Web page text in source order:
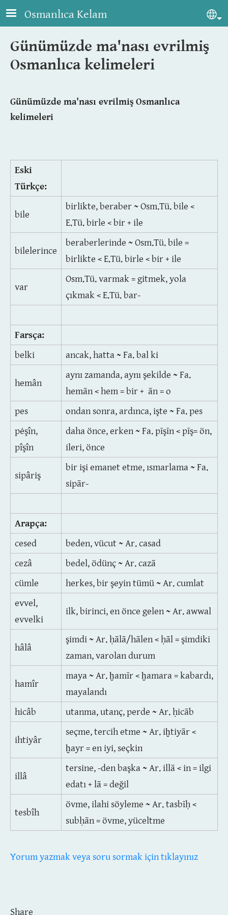
Skip to main content
Osmanlıca Kelam
Günümüzde ma'nası evrilmiş
Osmanlıca kelimeleri
Günümüzde ma'nası evrilmiş Osmanlıca
kelimeleri
Eski
Türkçe:
bile
birlikte, beraber ~ Osm.Tü. bile <
E.Tü. birle < bir + ile
bilelerince
beraberlerinde ~ Osm.Tü. bile =
birlikte < E.Tü. birle < bir + ile
var
Osm.Tü. varmak = gitmek, yola
çıkmak < E.Tü. bar-
Farsça:
belki
ancak, hatta ~ Fa. bal ki
hemân
aynı zamanda, aynı şekilde ~ Fa.
hemān < hem = bir + ān = o
pes
ondan sonra, ardınca, işte ~ Fa. pes
pėşîn,
pîşîn
daha önce, erken ~ Fa. pīşīn < pīş= ön,
ileri, önce
sipâriş
bir işi emanet etme, ısmarlama ~ Fa.
sipār-
Arapça:
cesed
beden, vücut ~ Ar. casad
cezâ
bedel, ödünç ~ Ar. cazā
cümle
herkes, bir şeyin tümü ~ Ar. cumlat
evvel,
evvelki
ilk, birinci, en önce gelen ~ Ar. awwal
hâlâ
şimdi ~ Ar. ḥālā/hālen < ḥāl = şimdiki
zaman, varolan durum
hamîr
maya ~ Ar. ḫamīr < ḫamara = kabardı,
mayalandı
hicâb
utanma, utanç, perde ~ Ar. ḥicāb
ihtiyâr
seçme, tercih etme ~ Ar. iḫtiyār <
ḫayr = en iyi, seçkin
illâ
tersine, -den başka ~ Ar. illā < in = ilgi
edatı + lā = değil
tesbîh
övme, ilahi söyleme ~ Ar. tasbīḥ <
subḥān = övme, yüceltme
Yorum yazmak veya soru sormak için tıklayınız
Share